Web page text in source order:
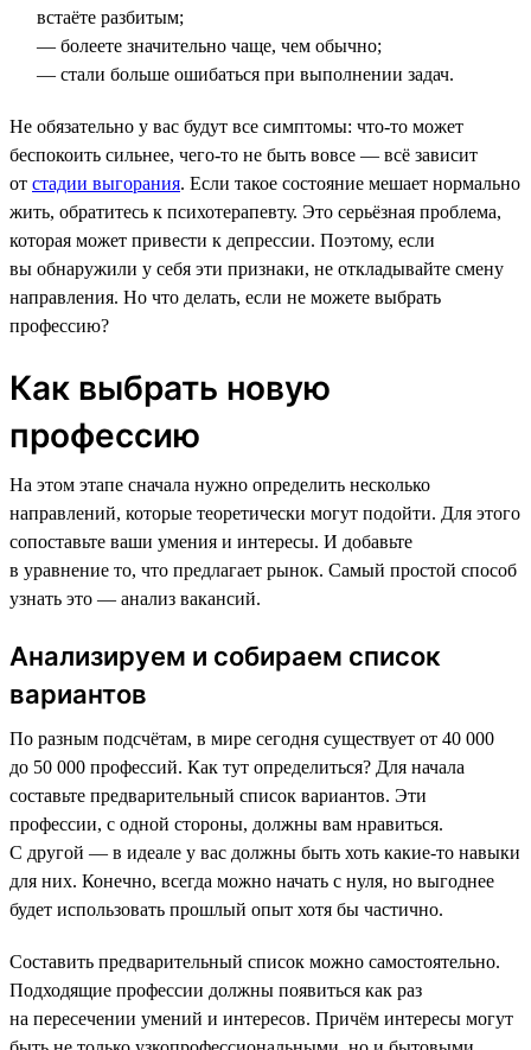
встаёте разбитым;
— болеете значительно чаще, чем обычно;
— стали больше ошибаться при выполнении задач.
Не обязательно у вас будут все симптомы: что-то может
беспокоить сильнее, чего-то не быть вовсе — всё зависит
от стадии выгорания. Если такое состояние мешает нормально
жить, обратитесь к психотерапевту. Это серьёзная проблема,
которая может привести к депрессии. Поэтому, если
вы обнаружили у себя эти признаки, не откладывайте смену
направления. Но что делать, если не можете выбрать
профессию?
Как выбрать новую
профессию
На этом этапе сначала нужно определить несколько
направлений, которые теоретически могут подойти. Для этого
сопоставьте ваши умения и интересы. И добавьте
в уравнение то, что предлагает рынок. Самый простой способ
узнать это — анализ вакансий.
Анализируем и собираем список
вариантов
По разным подсчётам, в мире сегодня существует от 40 000
до 50 000 профессий. Как тут определиться? Для начала
составьте предварительный список вариантов. Эти
профессии, с одной стороны, должны вам нравиться.
С другой — в идеале у вас должны быть хоть какие-то навыки
для них. Конечно, всегда можно начать с нуля, но выгоднее
будет использовать прошлый опыт хотя бы частично.
Составить предварительный список можно самостоятельно.
Подходящие профессии должны появиться как раз
на пересечении умений и интересов. Причём интересы могут